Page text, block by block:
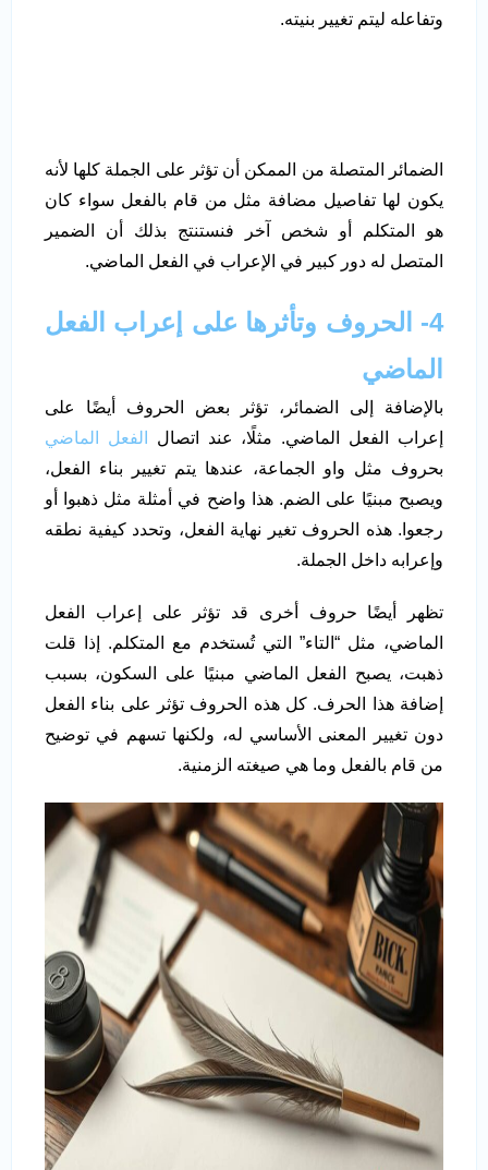
وتفاعله ليتم تغيير بنيته.
الضمائر المتصلة من الممكن أن تؤثر على الجملة كلها لأنه
يكون لها تفاصيل مضافة مثل من قام بالفعل سواء كان
هو المتكلم أو شخص آخر فنستنتج بذلك أن الضمير
المتصل له دور كبير في الإعراب في الفعل الماضي.
4- الحروف وتأثرها على إعراب الفعل
الماضي
بالإضافة إلى الضمائر، تؤثر بعض الحروف أيضًا على
إعراب الفعل الماضي. مثلًا، عند اتصال
الفعل الماضي
بحروف مثل واو الجماعة، عندها يتم تغيير بناء الفعل،
ويصبح مبنيًا على الضم. هذا واضح في أمثلة مثل ذهبوا أو
رجعوا. هذه الحروف تغير نهاية الفعل، وتحدد كيفية نطقه
وإعرابه داخل الجملة.
تظهر أيضًا حروف أخرى قد تؤثر على إعراب الفعل
الماضي، مثل “التاء” التي تُستخدم مع المتكلم. إذا قلت
ذهبت، يصبح الفعل الماضي مبنيًا على السكون، بسبب
إضافة هذا الحرف. كل هذه الحروف تؤثر على بناء الفعل
دون تغيير المعنى الأساسي له، ولكنها تسهم في توضيح
من قام بالفعل وما هي صيغته الزمنية.